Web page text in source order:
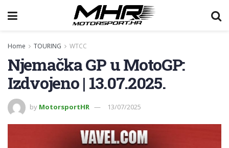
Home TOURING WTCC
Njemačka GP u MotoGP:
Izdvojeno | 13.07.2025.
by MotorsportHR 13/07/2025